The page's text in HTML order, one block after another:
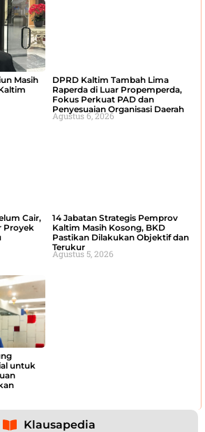
Masih
DPRD Kaltim Tambah Lima
Raperda di Luar Propemperda,
Fokus Perkuat PAD dan
Penyesuaian Organisasi Daerah
Agustus 6, 2026
Cair,
Proyek
14 Jabatan Strategis Pemprov
Kaltim Masih Kosong, BKD
Pastikan Dilakukan Objektif dan
Terukur
Agustus 5, 2026
untuk
Klausapedia